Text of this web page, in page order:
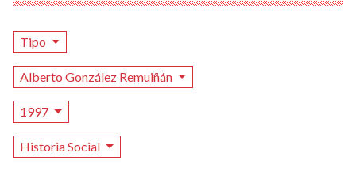
Tipo
Alberto González Remuiñán
1997
Historia Social